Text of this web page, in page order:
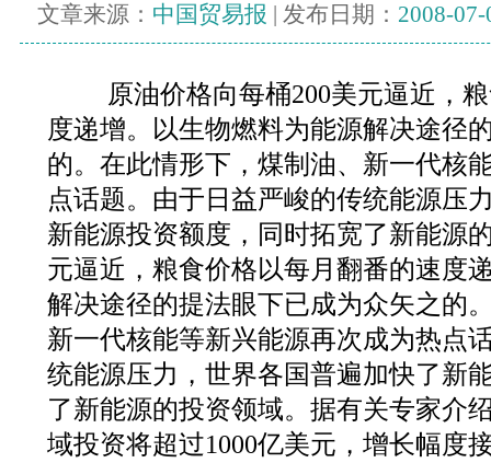
文章来源： 中国贸易报 | 发布日期： 2008-07-
原油价格向每桶200美元逼近，
度递增。以生物燃料为能源解决途径
的。在此情形下，煤制油、新一代核
点话题。由于日益严峻的传统能源压
新能源投资额度，同时拓宽了新能源
元逼近，粮食价格以每月翻番的速度
解决途径的提法眼下已成为众矢之的
新一代核能等新兴能源再次成为热点
统能源压力，世界各国普遍加快了新
了新能源的投资领域。据有关专家介
域投资将超过1000亿美元，增长幅度